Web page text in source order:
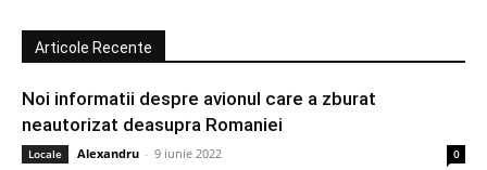
Articole Recente
Noi informatii despre avionul care a zburat
neautorizat deasupra Romaniei
Locale Alexandru - 9 iunie 2022 0